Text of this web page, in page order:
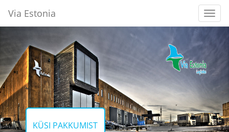
Via Estonia
KÜSI PAKKUMIST